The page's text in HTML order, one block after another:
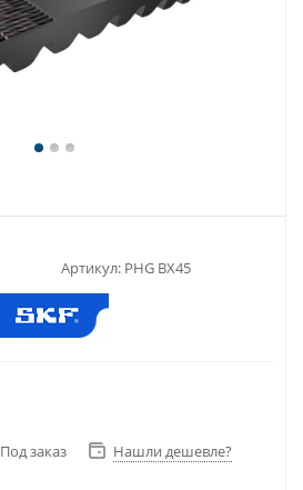
Артикул: PHG BX45
Под заказ Нашли дешевле?